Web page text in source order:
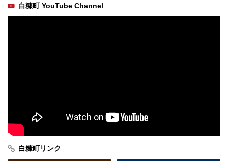
情白糠町 YouTube Channel
白糠町リンク